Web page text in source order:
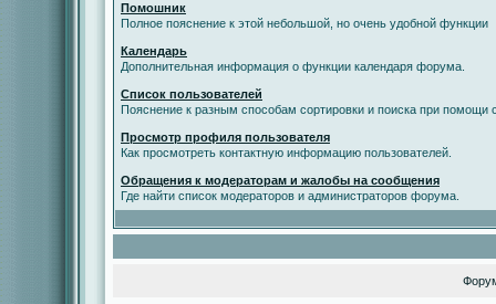
Помошник
Полное пояснение к этой небольшой, но очень удобной функции
Календарь
Дополнительная информация о функции календаря форума.
Список пользователей
Пояснение к разным способам сортировки и поиска при помощи
Просмотр профиля пользователя
Как просмотреть контактную информацию пользователей.
Обращения к модераторам и жалобы на сообщения
Где найти список модераторов и администраторов форума.